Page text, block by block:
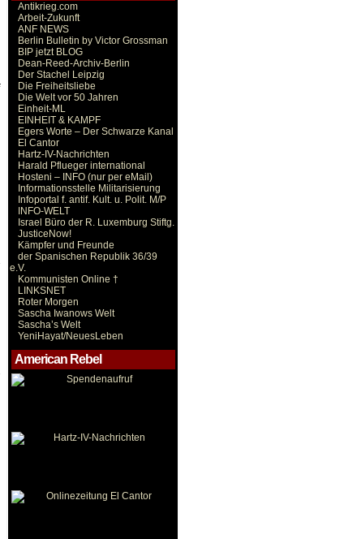
Antikrieg.com
Arbeit-Zukunft
ANF NEWS
Berlin Bulletin by Victor Grossman
BIP jetzt BLOG
Dean-Reed-Archiv-Berlin
Der Stachel Leipzig
Die Freiheitsliebe
Die Welt vor 50 Jahren
Einheit-ML
EINHEIT & KAMPF
Egers Worte – Der Schwarze Kanal
El Cantor
Hartz-IV-Nachrichten
Harald Pflueger international
Hosteni – INFO (nur per eMail)
Informationsstelle Militarisierung
Infoportal f. antif. Kult. u. Polit. M/P
INFO-WELT
Israel Büro der R. Luxemburg Stiftg.
JusticeNow!
Kämpfer und Freunde
der Spanischen Republik 36/39
e.V.
Kommunisten Online †
LINKSNET
Roter Morgen
Sascha Iwanows Welt
Sascha’s Welt
YeniHayat/NeuesLeben
American Rebel